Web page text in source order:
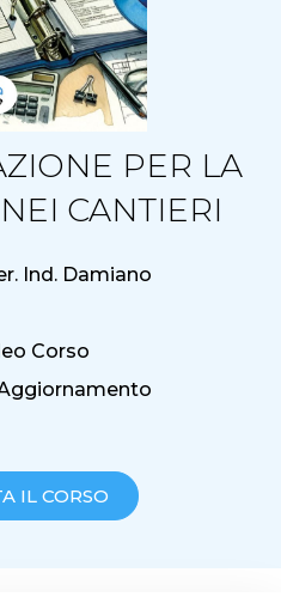
PER LA
CANTIERI
Ind. Damiano
Corso
IL CORSO